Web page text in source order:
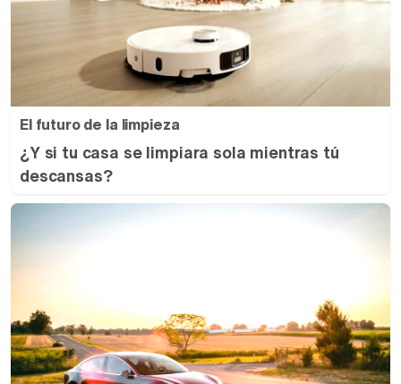
El futuro de la limpieza
¿Y si tu casa se limpiara sola mientras tú
descansas?